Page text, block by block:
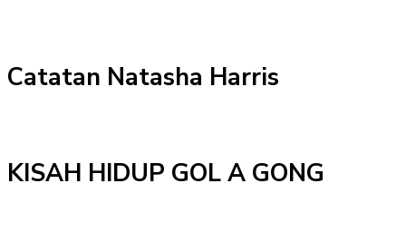
Catatan Natasha Harris
KISAH HIDUP GOL A GONG